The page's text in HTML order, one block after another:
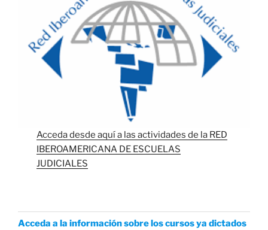
Acceda desde aquí a las actividades de la RED
IBEROAMERICANA DE ESCUELAS
JUDICIALES
Acceda a la información sobre los cursos ya dictados